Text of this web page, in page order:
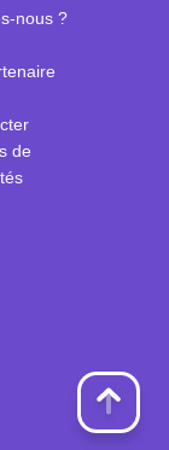
nous ?
de